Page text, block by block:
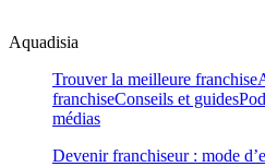
Aquadisia
Trouver la meilleure franchise
franchiseConseils et guides
médias
Devenir franchiseur : mode